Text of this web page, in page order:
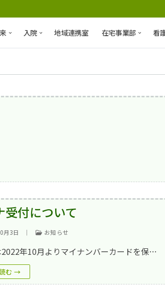
入院 地域連携室 在宅事業部 看
病棟
受付について
月3日 ｜ お知らせ
年10月よりマイナンバーカードを保…
む →